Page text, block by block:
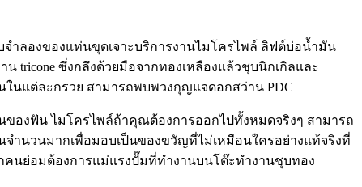
ลองของแท่นขุดเจาะบริการงานไมโครไพล์ ลิฟต์บ่อน้ำมัน
tricone ซึ่งกลึงด้วยมือจากทองเหลืองแล้วชุบนิกเกิลและ
ในแต่ละกรวย สามารถพบพวงกุญแจดอกสว่าน PDC
ของฟัน ไมโครไพล์ถ้าคุณต้องการออกไปทั้งหมดจริงๆ สามารถ
ำนวนมากเพื่อมอบเป็นของขวัญที่ไม่เหมือนใครอย่างแท้จริงที่
นย่อมต้องการแม่แรงปั๊มที่ทำงานบนโต๊ะทำงานชุบทอง